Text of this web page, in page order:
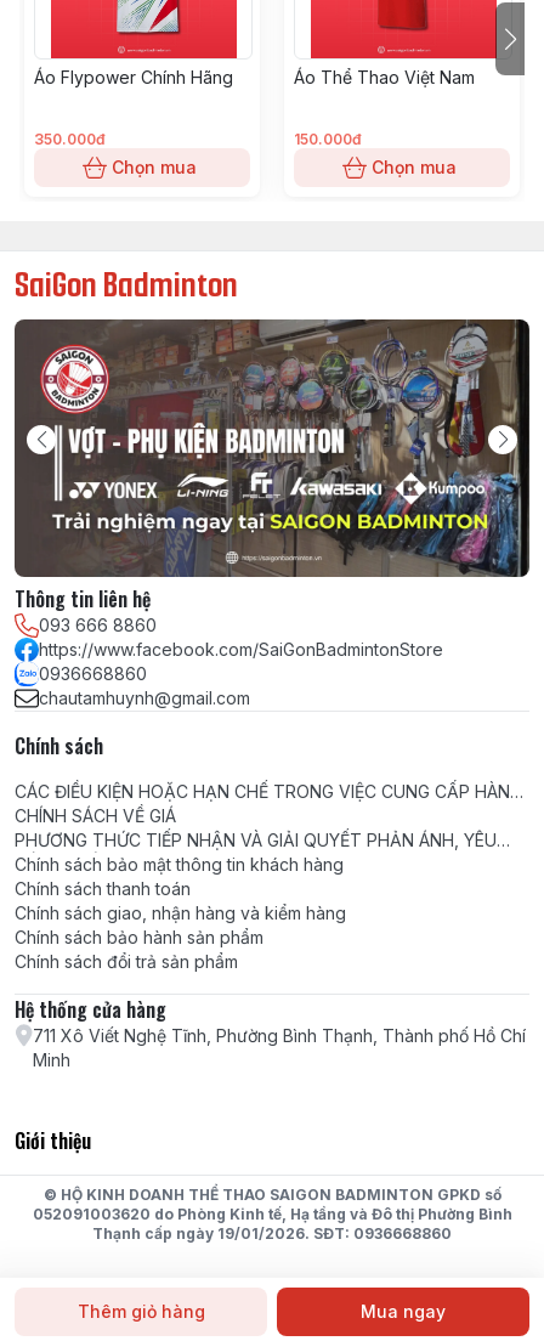
Thêm giỏ hàng Mua ngay
Áo Flypower Chính Hãng
350.000đ
Chọn mua
Áo Thể Thao Việt Nam
150.000đ
Chọn mua
SaiGon Badminton
Thông tin liên hệ
093 666 8860
https://www.facebook.com/SaiGonBadmintonStore
0936668860
chautamhuynh@gmail.com
Chính sách
CÁC ĐIỀU KIỆN HOẶC HẠN CHẾ TRONG VIỆC CUNG CẤP HÀNG
HÓA, DỊCH VỤ
CHÍNH SÁCH VỀ GIÁ
PHƯƠNG THỨC TIẾP NHẬN VÀ GIẢI QUYẾT PHẢN ÁNH, YÊU
CẦU, KHIẾU NẠI
Chính sách bảo mật thông tin khách hàng
Chính sách thanh toán
Chính sách giao, nhận hàng và kiểm hàng
Chính sách bảo hành sản phẩm
Chính sách đổi trả sản phẩm
Hệ thống cửa hàng
711 Xô Viết Nghệ Tĩnh, Phường Bình Thạnh, Thành phố Hồ Chí
Minh
Giới thiệu
© HỘ KINH DOANH THỂ THAO SAIGON BADMINTON GPKD số
052091003620 do Phòng Kinh tế, Hạ tầng và Đô thị Phường Bình
Thạnh cấp ngày 19/01/2026. SĐT: 0936668860